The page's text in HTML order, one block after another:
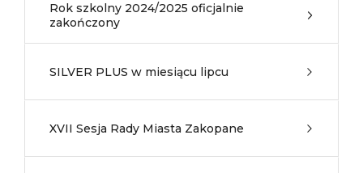
Rok szkolny 2024/2025 oficjalnie
zakończony
SILVER PLUS w miesiącu lipcu
XVII Sesja Rady Miasta Zakopane